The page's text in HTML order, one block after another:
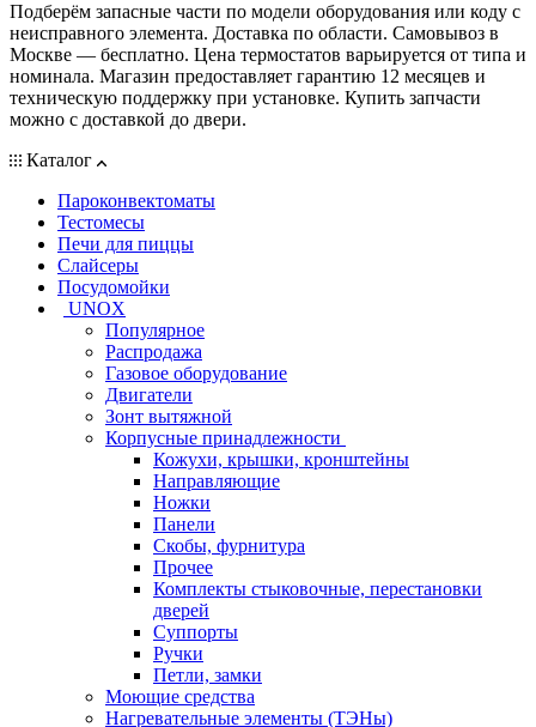
Подберём запасные части по модели оборудования или коду с
неисправного элемента. Доставка по области. Самовывоз в
Москве — бесплатно. Цена термостатов варьируется от типа и
номинала. Магазин предоставляет гарантию 12 месяцев и
техническую поддержку при установке. Купить запчасти
можно с доставкой до двери.
Каталог
Пароконвектоматы
Тестомесы
Печи для пиццы
Слайсеры
Посудомойки
UNOX
Популярное
Распродажа
Газовое оборудование
Двигатели
Зонт вытяжной
Корпусные принадлежности
Кожухи, крышки, кронштейны
Направляющие
Ножки
Панели
Cкобы, фурнитура
Прочее
Комплекты стыковочные, перестановки
дверей
Суппорты
Ручки
Петли, замки
Моющие средства
Нагревательные элементы (ТЭНы)